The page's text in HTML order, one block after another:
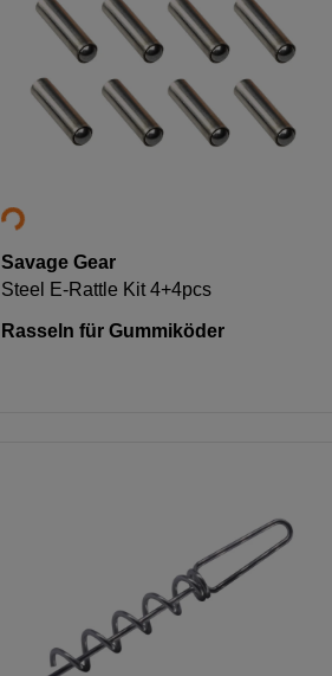
Savage Gear
Steel E-Rattle Kit 4+4pcs
Rasseln für Gummiköder